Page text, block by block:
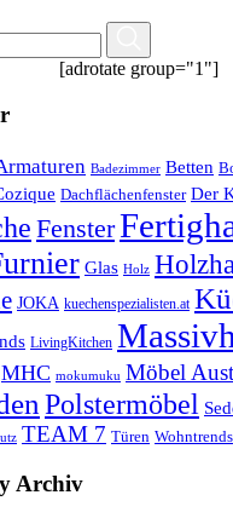
[adrotate group="1"]
Badezimmer Betten
Dachflächenfenster Der
Fenster
Glas Holz
JOKA kuechenspezialisten.at
LivingKitchen
MHC mokumuku Möbel
Polstermöbel
TEAM 7 Türen Wohntrends
Archiv